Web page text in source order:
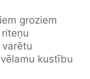
groziem
kustību